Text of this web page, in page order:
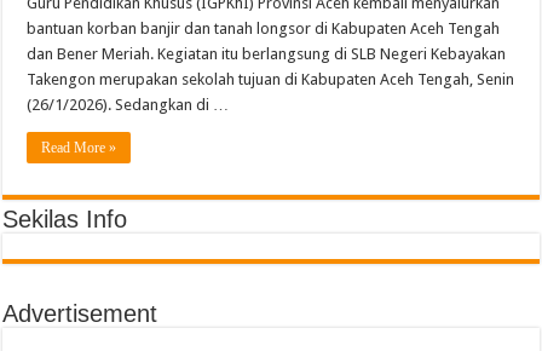
bantuan korban banjir dan tanah longsor di Kabupaten Aceh Tengah
dan Bener Meriah. Kegiatan itu berlangsung di SLB Negeri Kebayakan
Takengon merupakan sekolah tujuan di Kabupaten Aceh Tengah, Senin
(26/1/2026). Sedangkan di …
Read More »
Sekilas Info
Advertisement